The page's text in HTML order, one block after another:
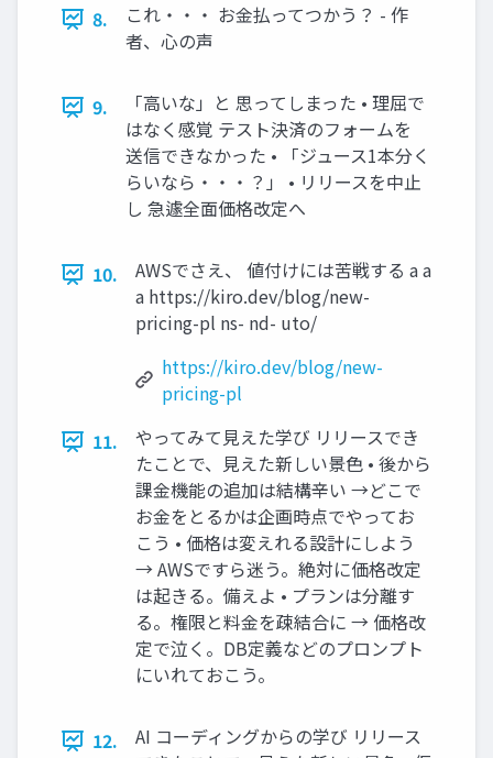
8.
これ・・・ お金払ってつかう？ - 作
者、心の声
9.
「高いな」と 思ってしまった • 理屈で
はなく感覚 テスト決済のフォームを
送信できなかった • 「ジュース1本分く
らいなら・・・？」 • リリースを中止
し 急遽全面価格改定へ
10.
AWSでさえ、 値付けには苦戦する a a
a https://kiro.dev/blog/new-
pricing-pl ns- nd- uto/
https://kiro.dev/blog/new-
pricing-pl
11.
やってみて見えた学び リリースでき
たことで、見えた新しい景色 • 後から
課金機能の追加は結構辛い →どこで
お金をとるかは企画時点でやってお
こう • 価格は変えれる設計にしよう
→ AWSですら迷う。絶対に価格改定
は起きる。備えよ • プランは分離す
る。権限と料金を疎結合に → 価格改
定で泣く。DB定義などのプロンプト
にいれておこう。
12.
AI コーディングからの学び リリース